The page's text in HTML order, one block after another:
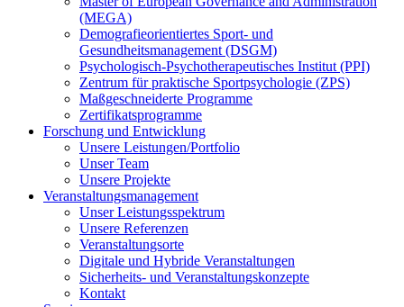
(MEGA)
Demografieorientiertes Sport- und
Gesundheitsmanagement (DSGM)
Psychologisch-Psychotherapeutisches Institut (PPI)
Zentrum für praktische Sportpsychologie (ZPS)
Maßgeschneiderte Programme
Zertifikatsprogramme
Forschung und Entwicklung
Unsere Leistungen/Portfolio
Unser Team
Unsere Projekte
Veranstaltungsmanagement
Unser Leistungsspektrum
Unsere Referenzen
Veranstaltungsorte
Digitale und Hybride Veranstaltungen
Sicherheits- und Veranstaltungskonzepte
Kontakt